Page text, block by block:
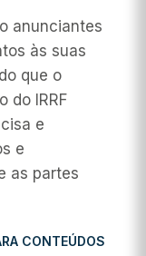
anunciantes
às suas
que o
do IRRF
e
e
as partes
CONTEÚDOS